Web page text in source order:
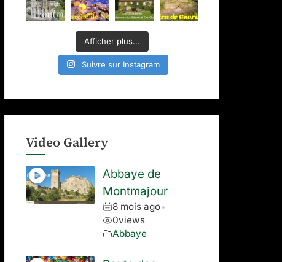
Afficher plus...
Suivre sur Instagram
Video Gallery
Abbaye de
Montmajour
8 mois ago •
0views
Abbaye